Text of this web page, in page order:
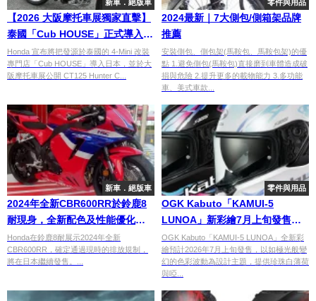
新車．絕版車
【2026 大阪摩托車展獨家直擊】
泰國「Cub HOUSE」正式導入日
本！Honda 公開 CT125、
Dax125、Monkey125 三台 4-
Mini 官方改裝示範車
Honda 宣布將把發源於泰國的 4-Mini 改裝
專門店「Cub HOUSE」導入日本，並於大
阪摩托車展公開 CT125 Hunter C...
零件與用品
2024最新｜7大側包/側箱架品牌
推薦
安裝側包、側包架(馬鞍包、馬鞍包架)的優
點 1.避免側包(馬鞍包)直接磨到車體造成破
損與危險 2.提升更多的載物能力 3.多功能
車、美式車款...
新車．絕版車
2024年全新CBR600RR於鈴鹿8
耐現身，全新配色及性能優化令
人期待
Honda在鈴鹿8耐展示2024年全新
CBR600RR，確定通過現時的排放規制，
將在日本繼續發售。...
零件與用品
OGK Kabuto「KAMUI-5
LUNOA」新彩繪7月上旬發售！
極光漸層圖案×CF-2 UIC紅外線阻
隔鏡片×內藏遮陽鏡，珍珠白薄荷
×啞光黑霓虹兩色
OGK Kabuto「KAMUI-5 LUNOA」全新彩
繪預計2026年7月上旬發售，以如極光般變
幻的色彩波動為設計主題，提供珍珠白薄荷
與啞...